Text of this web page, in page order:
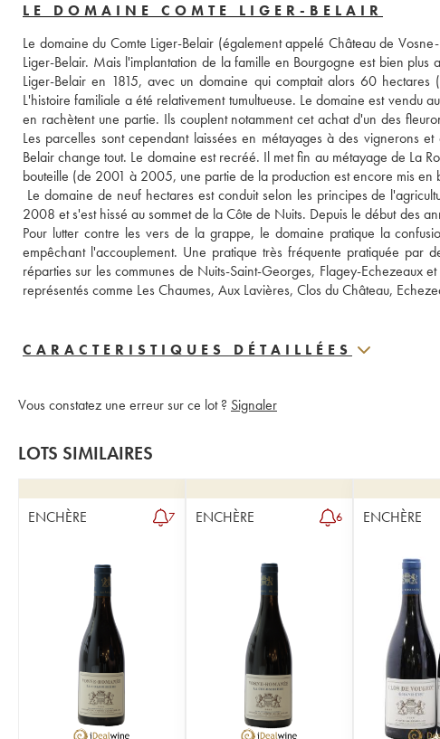
LE DOMAINE COMTE LIGER-BELAIR
Le domaine du Comte Liger-Belair (également appelé Château de
Liger-Belair. Mais l'implantation de la famille en Bourgogne est bien
Liger-Belair en 1815, avec un domaine qui comptait alors 60
L'histoire familiale a été relativement tumultueuse. Le domaine est
en rachètent une partie. Ils couplent notamment cet achat d'un des
Les parcelles sont cependant laissées en métayages à des vignerons
Belair change tout. Le domaine est recréé. Il met fin au métayage de La
bouteille (de 2001 à 2005, une partie de la production est encore mis en
Le domaine de neuf hectares est conduit selon les principes de
2008 et s'est hissé au sommet de la Côte de Nuits. Depuis le début des
Pour lutter contre les vers de la grappe, le domaine pratique la
empêchant l'accouplement. Une pratique très fréquente pratiquée par
réparties sur les communes de Nuits-Saint-Georges, Flagey-Echezeaux
représentés comme Les Chaumes, Aux Lavières, Clos du Château,
CARACTERISTIQUES DÉTAILLÉES
Vous constatez une erreur sur ce lot ? Signaler
LOTS SIMILAIRES
ENCHÈRE 7 ENCHÈRE 6 ENCHÈRE